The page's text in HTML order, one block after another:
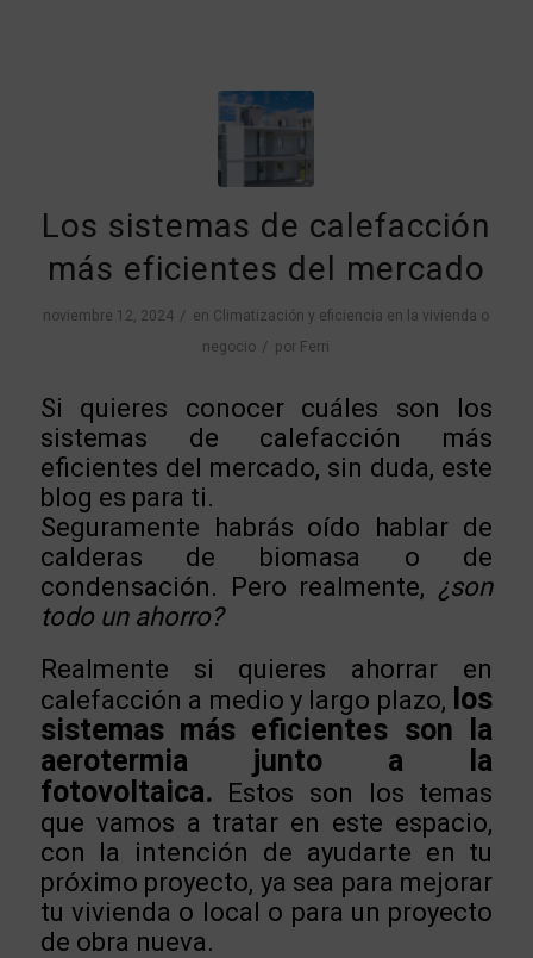
Los sistemas de calefacción
más eficientes del mercado
noviembre 12, 2024 / en Climatización y eficiencia en la vivienda o
negocio / por Ferri
Si quieres conocer cuáles son los
sistemas de calefacción más
eficientes del mercado, sin duda, este
blog es para ti.
Seguramente habrás oído hablar de
calderas de biomasa o de
condensación. Pero realmente, ¿son
todo un ahorro?
Realmente si quieres ahorrar en
calefacción a medio y largo plazo, los
sistemas más eficientes son la
aerotermia junto a la
fotovoltaica. Estos son los temas
que vamos a tratar en este espacio,
con la intención de ayudarte en tu
próximo proyecto, ya sea para mejorar
tu vivienda o local o para un proyecto
de obra nueva.